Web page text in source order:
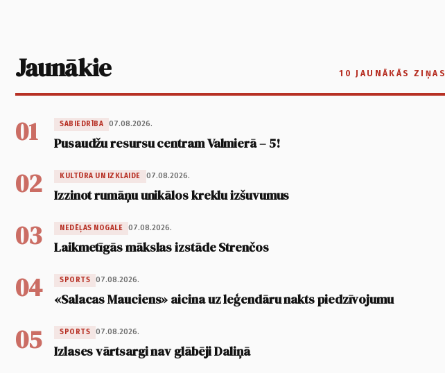
Jaunākie 10 JAUNĀKĀS ZIŅAS
01 SABIEDRĪBA 07.08.2026.
Pusaudžu resursu centram Valmierā – 5!
02 KULTŪRA UN IZKLAIDE 07.08.2026.
Izzinot rumāņu unikālos kreklu izšuvumus
03 NEDĒĻAS NOGALE 07.08.2026.
Laikmetīgās mākslas izstāde Strenčos
04 SPORTS 07.08.2026.
«Salacas Mauciens» aicina uz leģendāru nakts piedzīvojumu
05 SPORTS 07.08.2026.
Izlases vārtsargi nav glābēji Daliņā